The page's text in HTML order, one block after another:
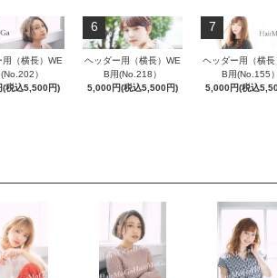
用（横長）WE
）
(税込5,500円)
6
ヘッダー用（横長）WE
B用(No.218）
5,000円(税込5,500円)
7
ヘッダー用（横長
B用(No.155
5,000円(税込